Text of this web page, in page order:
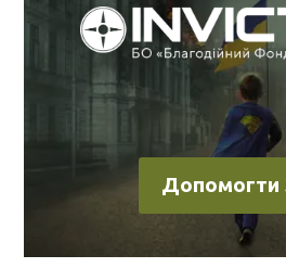
Допомогти